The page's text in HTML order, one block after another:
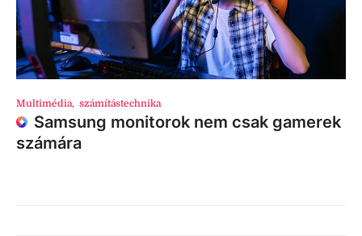
Multimédia, számítástechnika
Samsung monitorok nem csak gamerek
számára